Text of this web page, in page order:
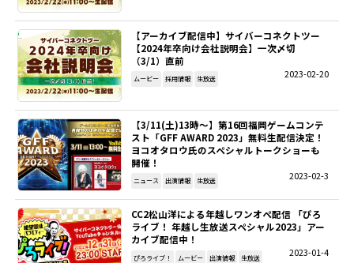
【アーカイブ配信中】サイバーコネクトツー
【2024年卒向け会社説明会】一次〆切
（3/1）直前
2023-02-20
ムービー 採用情報 生放送
【3/11(土)13時～】第16回福岡ゲームコンテ
スト「GFF AWARD 2023」無料生配信決定！
ヨコオタロウ氏のスペシャルトークショーも
開催！
2023-02-3
ニュース 出演情報 生放送
CC2松山洋による年越しワンオペ配信 「ぴろ
ライブ！ 年越し生放送スペシャル2023」アー
カイブ配信中！
2023-01-4
ぴろライブ！ ムービー 出演情報 生放送